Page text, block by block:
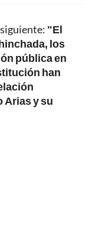
"El
los
pública en
han
Arias y su